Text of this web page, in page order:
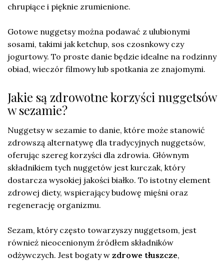
chrupiące i pięknie zrumienione.
Gotowe nuggetsy można podawać z ulubionymi
sosami, takimi jak ketchup, sos czosnkowy czy
jogurtowy. To proste danie będzie idealne na rodzinny
obiad, wieczór filmowy lub spotkania ze znajomymi.
Jakie są zdrowotne korzyści nuggetsów
w sezamie?
Nuggetsy w sezamie to danie, które może stanowić
zdrowszą alternatywę dla tradycyjnych nuggetsów,
oferując szereg korzyści dla zdrowia. Głównym
składnikiem tych nuggetów jest kurczak, który
dostarcza wysokiej jakości białko. To istotny element
zdrowej diety, wspierający budowę mięśni oraz
regenerację organizmu.
Sezam, który często towarzyszy nuggetsom, jest
również nieocenionym źródłem składników
odżywczych. Jest bogaty w zdrowe tłuszcze,